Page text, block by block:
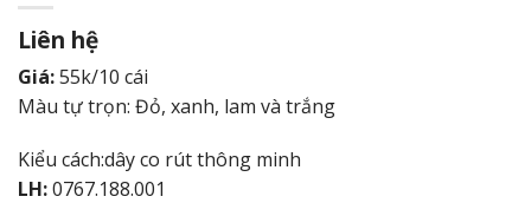
Liên hệ
Giá:55k/10 cái
Màu tự trọn: Đỏ, xanh, lam và trắng
Kiểu cách:dây co rút thông minh
LH:0767.188.001